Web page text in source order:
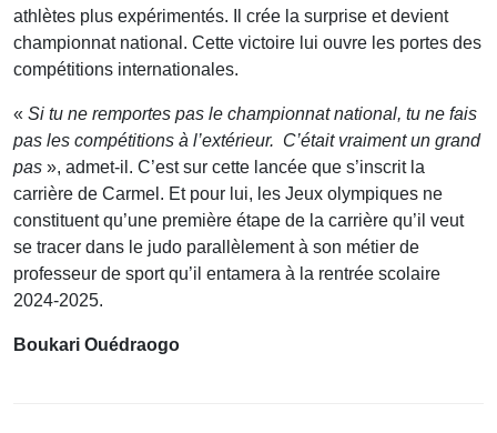
athlètes plus expérimentés. Il crée la surprise et devient
championnat national. Cette victoire lui ouvre les portes des
compétitions internationales.
« Si tu ne remportes pas le championnat national, tu ne fais
pas les compétitions à l’extérieur. C’était vraiment un grand
pas », admet-il. C’est sur cette lancée que s’inscrit la
carrière de Carmel. Et pour lui, les Jeux olympiques ne
constituent qu’une première étape de la carrière qu’il veut
se tracer dans le judo parallèlement à son métier de
professeur de sport qu’il entamera à la rentrée scolaire
2024-2025.
Boukari Ouédraogo